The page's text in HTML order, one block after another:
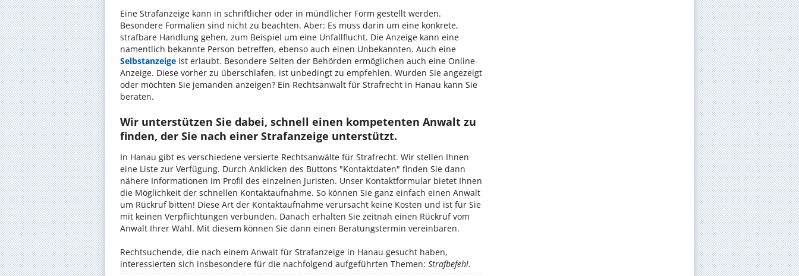
Eine Strafanzeige kann in schriftlicher oder in mündlicher Form gestellt werden.
Besondere Formalien sind nicht zu beachten. Aber: Es muss darin um eine konkrete,
strafbare Handlung gehen, zum Beispiel um eine Unfallflucht. Die Anzeige kann eine
namentlich bekannte Person betreffen, ebenso auch einen Unbekannten. Auch eine
Selbstanzeige ist erlaubt. Besondere Seiten der Behörden ermöglichen auch eine Online-
Anzeige. Diese vorher zu überschlafen, ist unbedingt zu empfehlen. Wurden Sie angezeigt
oder möchten Sie jemanden anzeigen? Ein Rechtsanwalt für Strafrecht in Hanau kann Sie
beraten.
Wir unterstützen Sie dabei, schnell einen kompetenten Anwalt zu
finden, der Sie nach einer Strafanzeige unterstützt.
In Hanau gibt es verschiedene versierte Rechtsanwälte für Strafrecht. Wir stellen Ihnen
eine Liste zur Verfügung. Durch Anklicken des Buttons "Kontaktdaten" finden Sie dann
nähere Informationen im Profil des einzelnen Juristen. Unser Kontaktformular bietet Ihnen
die Möglichkeit der schnellen Kontaktaufnahme. So können Sie ganz einfach einen Anwalt
um Rückruf bitten! Diese Art der Kontaktaufnahme verursacht keine Kosten und ist für Sie
mit keinen Verpflichtungen verbunden. Danach erhalten Sie zeitnah einen Rückruf vom
Anwalt Ihrer Wahl. Mit diesem können Sie dann einen Beratungstermin vereinbaren.
Rechtsuchende, die nach einem Anwalt für Strafanzeige in Hanau gesucht haben,
interessierten sich insbesondere für die nachfolgend aufgeführten Themen: Strafbefehl.